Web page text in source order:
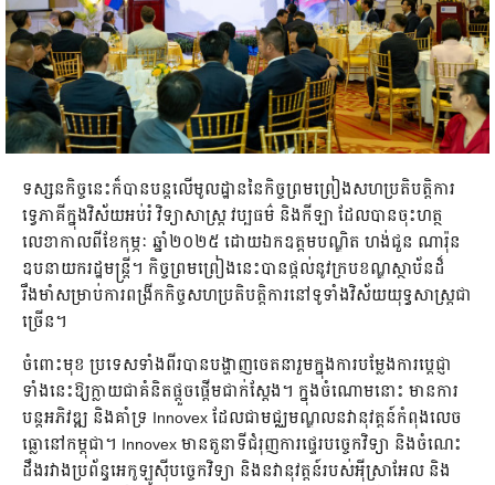
ទស្សនកិច្ចនេះក៏បានបន្តលើមូលដ្ឋាននៃកិច្ចព្រមព្រៀងសហប្រតិបត្តិការ
ទ្វេភាគីក្នុងវិស័យអប់រំ វិទ្យាសាស្ត្រ វប្បធម៌ និងកីឡា ដែលបានចុះហត្ថ
លេខាកាលពីខែកុម្ភៈ ឆ្នាំ២០២៥ ដោយឯកឧត្តមបណ្ឌិត ហង់ជួន ណារ៉ុន
ឧបនាយករដ្ឋមន្ត្រី។ កិច្ចព្រមព្រៀងនេះបានផ្តល់នូវក្របខណ្ឌស្ថាប័នដ៏
រឹងមាំសម្រាប់ការពង្រីកកិច្ចសហប្រតិបត្តិការនៅទូទាំងវិស័យយុទ្ធសាស្ត្រជា
ច្រើន។
ចំពោះមុខ ប្រទេសទាំងពីរបានបង្ហាញចេតនារួមក្នុងការបម្លែងការប្តេជ្ញា
ទាំងនេះឱ្យក្លាយជាគំនិតផ្តួចផ្តើមជាក់ស្តែង។ ក្នុងចំណោមនោះ មានការ
បន្តអភិវឌ្ឍ និងគាំទ្រ Innovex ដែលជាមជ្ឈមណ្ឌលនវានុវត្តន៍កំពុងលេច
ធ្លោនៅកម្ពុជា។ Innovex មានតួនាទីជំរុញការផ្ទេរបច្ចេកវិទ្យា និងចំណេះ
ដឹងរវាងប្រព័ន្ធអេកូឡូស៊ីបច្ចេកវិទ្យា និងនវានុវត្តន៍របស់អុីស្រាអែល និង